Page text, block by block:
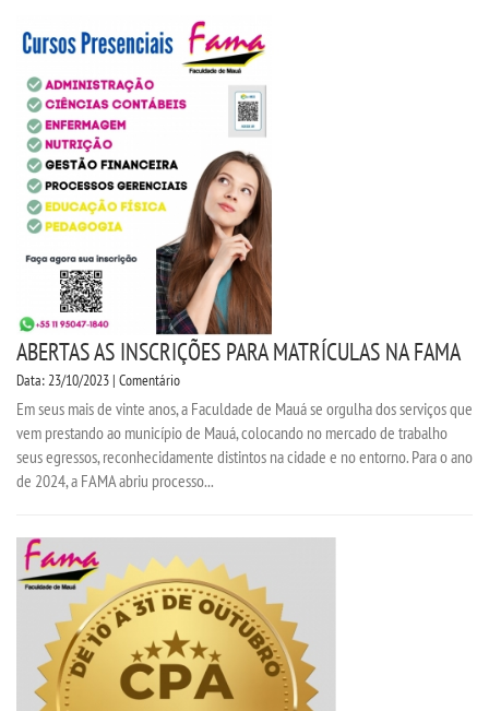
ABERTAS AS INSCRIÇÕES PARA MATRÍCULAS NA FAMA
Data: 23/10/2023 | Comentário
Em seus mais de vinte anos, a Faculdade de Mauá se orgulha dos serviços que
vem prestando ao município de Mauá, colocando no mercado de trabalho
seus egressos, reconhecidamente distintos na cidade e no entorno. Para o ano
de 2024, a FAMA abriu processo...